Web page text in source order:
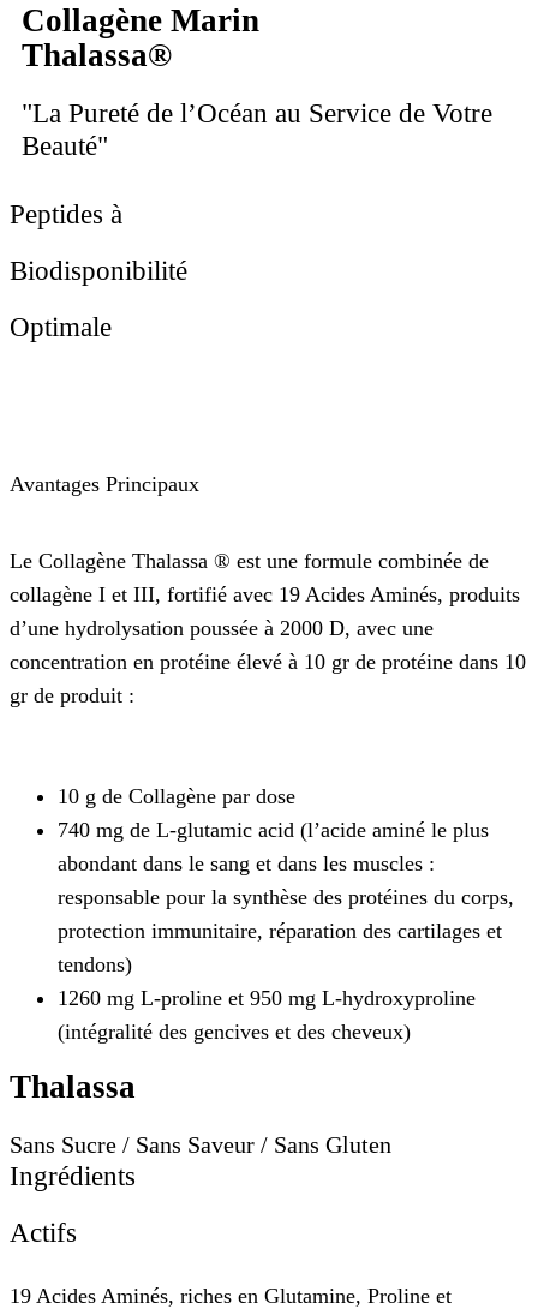
Collagène Marin
Thalassa®
"La Pureté de l’Océan au Service de Votre
Beauté"
Peptides à
Biodisponibilité
Optimale
Avantages Principaux
Le Collagène Thalassa ® est une formule combinée de
collagène I et III, fortifié avec 19 Acides Aminés, produits
d’une hydrolysation poussée à 2000 D, avec une
concentration en protéine élevé à 10 gr de protéine dans 10
gr de produit :
10 g de Collagène par dose
740 mg de L-glutamic acid (l’acide aminé le plus
abondant dans le sang et dans les muscles :
responsable pour la synthèse des protéines du corps,
protection immunitaire, réparation des cartilages et
tendons)
1260 mg L-proline et 950 mg L-hydroxyproline
(intégralité des gencives et des cheveux)
Thalassa
Sans Sucre / Sans Saveur / Sans Gluten
Ingrédients
Actifs
19 Acides Aminés, riches en Glutamine, Proline et